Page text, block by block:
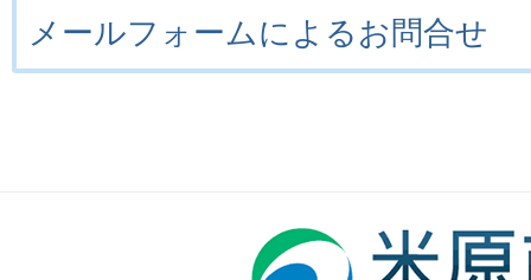
メールフォームによるお問合せ